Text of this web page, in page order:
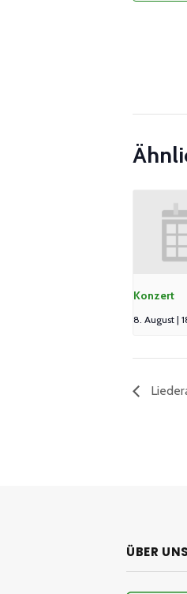
Konzert
8. August |
ÜBER UNS